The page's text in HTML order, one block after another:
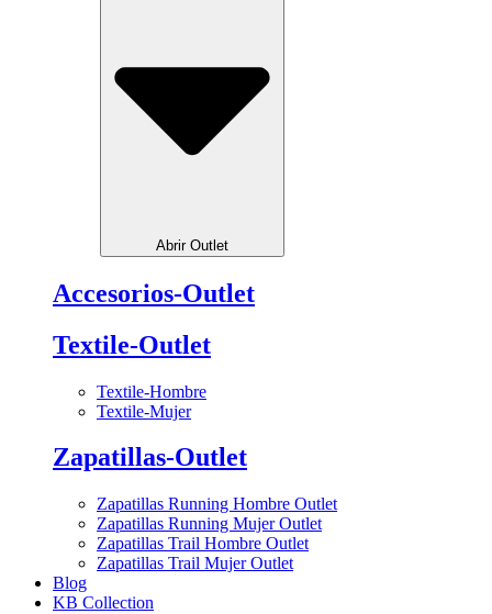
Abrir Outlet
Accesorios-Outlet
Textile-Outlet
Textile-Hombre
Textile-Mujer
Zapatillas-Outlet
Zapatillas Running Hombre Outlet
Zapatillas Running Mujer Outlet
Zapatillas Trail Hombre Outlet
Zapatillas Trail Mujer Outlet
Blog
KB Collection